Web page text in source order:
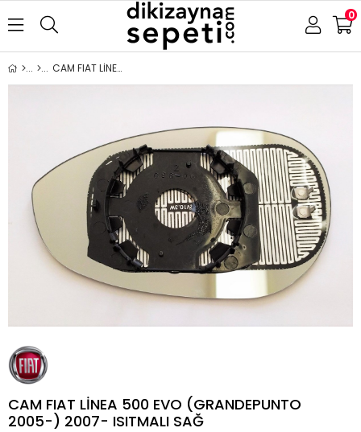
0
CAM FIAT LİNEA 500 EVO (GRANDEPUNTO 2005-) 2007- ISITMALI SAĞ
CAM FIAT LİNEA 500 EVO (GRANDEPUNTO
2005-) 2007- ISITMALI SAĞ